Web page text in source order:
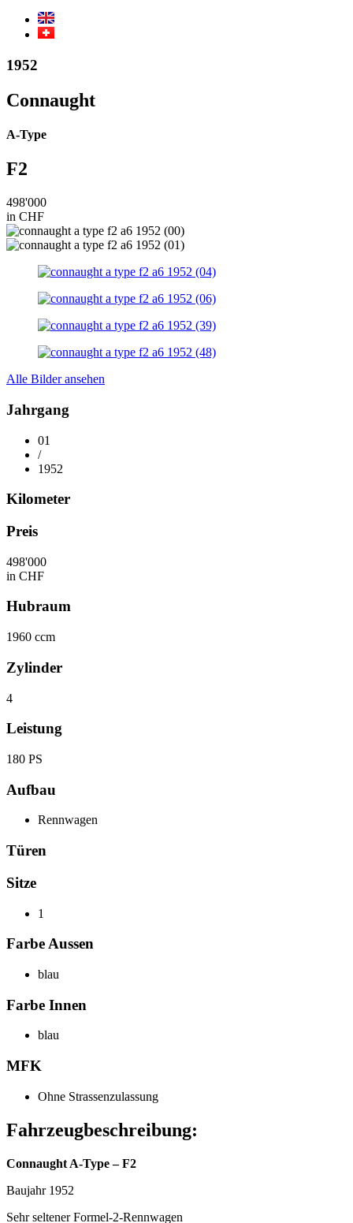
1952
Connaught
A-Type
F2
498'000
in CHF
Alle Bilder ansehen
Jahrgang
01
/
1952
Kilometer
Preis
498'000
in CHF
Hubraum
1960 ccm
Zylinder
4
Leistung
180 PS
Aufbau
Rennwagen
Türen
Sitze
1
Farbe Aussen
blau
Farbe Innen
blau
MFK
Ohne Strassenzulassung
Fahrzeugbeschreibung:
Connaught A-Type – F2
Baujahr 1952
Sehr seltener Formel-2-Rennwagen